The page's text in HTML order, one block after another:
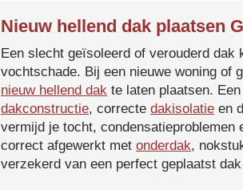
Nieuw hellend dak plaatsen
Een slecht geïsoleerd of verouderd
vochtschade. Bij een nieuwe woning of
nieuw hellend dak te laten plaatsen.
dakconstructie, correcte dakisolatie en
vermijd je tocht, condensatieproblemen
correct afgewerkt met onderdak,
verzekerd van een perfect geplaatst